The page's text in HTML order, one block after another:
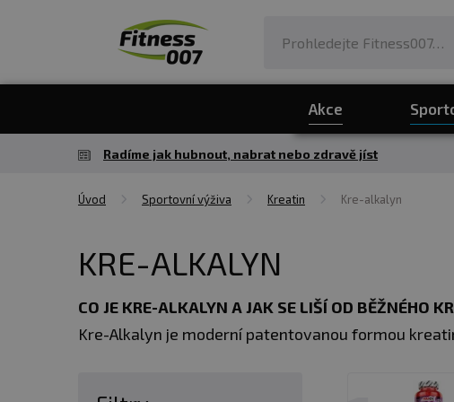
Akce
Radíme jak hubnout, nabrat nebo zdravě jíst
Úvod Sportovní výživa Kreatin Kre-alkalyn
KRE-ALKALYN
CO JE KRE-ALKALYN A JAK SE LIŠÍ OD BĚŽNÉHO
Kre-Alkalyn je moderní patentovanou formou
kreatin monohydrátu s jedlou sodou (soda